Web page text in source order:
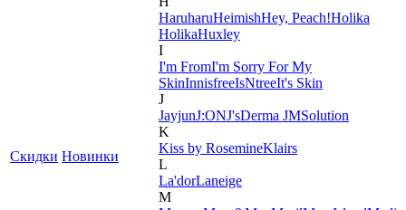
Скидки Новинки
HaruharuHeimishHey, Peach!Holika
HolikaHuxley
I
I'm FromI'm Sorry For My
SkinInnisfreeIsNtreeIt's Skin
J
JayjunJ:ONJ'sDerma JMSolution
K
Kiss by RosemineKlairs
L
La'dorLaneige
M